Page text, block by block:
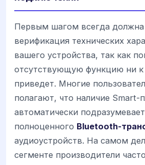
Первым шагом всегда должна
верификация технических
вашего устройства, так как
отсутствующую функцию ни к
приведет. Многие
полагают, что наличие Smart-
автоматически
полноценного Bluetooth-
аудиоустройств. На самом
сегменте производители